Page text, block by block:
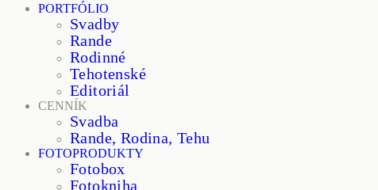
PORTFÓLIO
Svadby
Rande
Rodinné
Tehotenské
Editoriál
CENNÍK
Svadba
Rande, Rodina, Tehu
FOTOPRODUKTY
Fotobox
Fotokniha